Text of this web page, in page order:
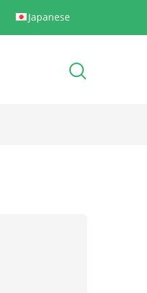
Japanese